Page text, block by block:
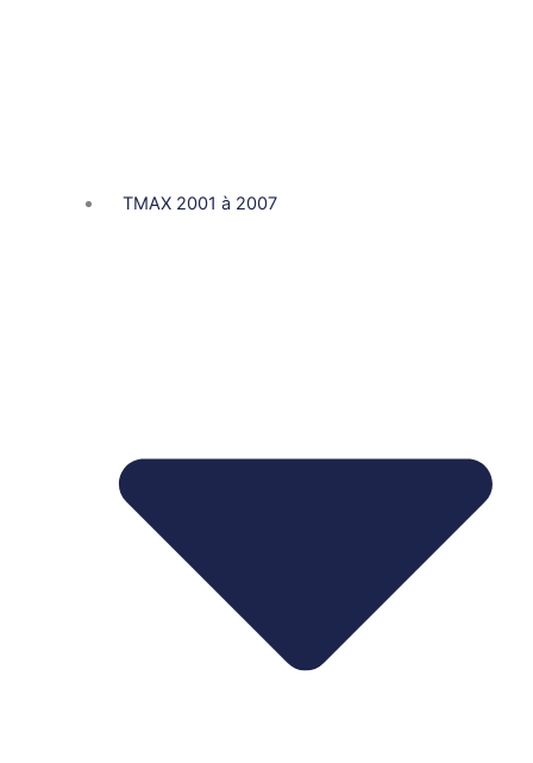
TMAX 2001 à 2007